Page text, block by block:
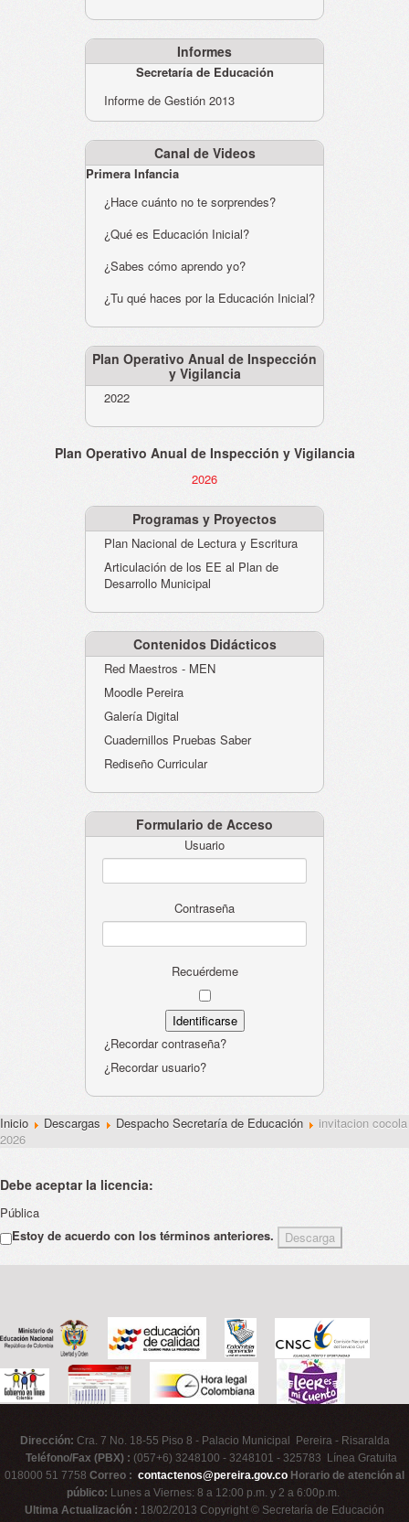
Informes
Secretaría de Educación
Informe de Gestión 2013
Canal de Videos
Primera Infancia
¿Hace cuánto no te sorprendes?
¿Qué es Educación Inicial?
¿Sabes cómo aprendo yo?
¿Tu qué haces por la Educación Inicial?
Plan Operativo Anual de Inspección
y Vigilancia
2022
Plan Operativo Anual de Inspección y Vigilancia
2026
Programas y Proyectos
Plan Nacional de Lectura y Escritura
Articulación de los EE al Plan de
Desarrollo Municipal
Contenidos Didácticos
Red Maestros - MEN
Moodle Pereira
Galería Digital
Cuadernillos Pruebas Saber
Rediseño Curricular
Formulario de Acceso
Usuario
Contraseña
Recuérdeme
¿Recordar contraseña?
¿Recordar usuario?
Inicio Descargas Despacho Secretaría de Educación
invitacion cocola
2026
Debe aceptar la licencia:
Pública
Estoy de acuerdo con los términos anteriores.
Dirección: Cra. 7 No. 18-55 Piso 8 - Palacio Municipal Pereira - Risaralda
Teléfono/Fax (PBX) : (057+6) 3248100 - 3248101 - 325783 Línea Gratuita
018000 51 7758 Correo : contactenos@pereira.gov.co Horario de atención al
público: Lunes a Viernes: 8 a 12:00 p.m. y 2 a 6:00p.m.
Ultima Actualización : 18/02/2013 Copyright © Secretaría de Educación